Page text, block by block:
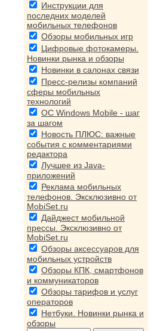
Инструкции для
последних моделей
мобильных телефонов
Обзоры мобильных игр
Цифровые фотокамеры.
Новинки рынка и обзоры
Новинки в салонах связи
Пресс-релизы компаний
сферы мобильных
технологий
ОС Windows Mobile - шаг
за шагом
Новость ПЛЮС: важные
события с комментариями
редактора
Лучшее из Java-
приложений
Реклама мобильных
телефонов. Эксклюзивно от
MobiSet.ru
Дайджест мобильной
прессы. Эксклюзивно от
MobiSet.ru
Обзоры аксессуаров для
мобильных устройств
Обзоры КПК, смартфонов
и коммуникаторов
Обзоры тарифов и услуг
операторов
Нетбуки. Новинки рынка и
обзоры